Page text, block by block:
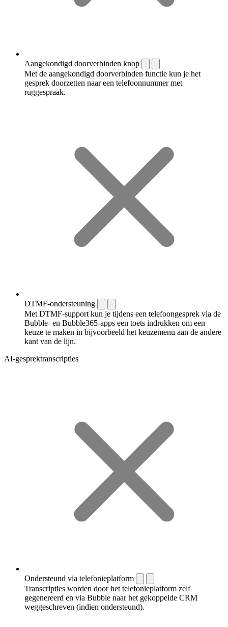
Aangekondigd doorverbinden knop
Met de aangekondigd doorverbinden functie kun je het
gesprek doorzetten naar een telefoonnummer met
ruggespraak.
DTMF-ondersteuning
Met DTMF-support kun je tijdens een telefoongesprek via de
Bubble- en Bubble365-apps een toets indrukken om een
keuze te maken in bijvoorbeeld het keuzemenu aan de andere
kant van de lijn.
AI-gesprektranscripties
Ondersteund via telefonieplatform
Transcripties worden door het telefonieplatform zelf
gegenereerd en via Bubble naar het gekoppelde CRM
weggeschreven (indien ondersteund).